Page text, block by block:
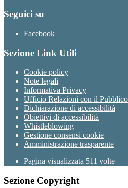
Seguici su
Facebook
Sezione Link Utili
Cookie policy
Note legali
Informativa Privacy
Ufficio Relazioni con il Pubblico
Dichiarazione di accessibilità
Obiettivi di accessibilità
Whistleblowing
Gestione consensi cookie
Amministrazione trasparente
Pagina visualizzata 511 volte
Sezione Copyright